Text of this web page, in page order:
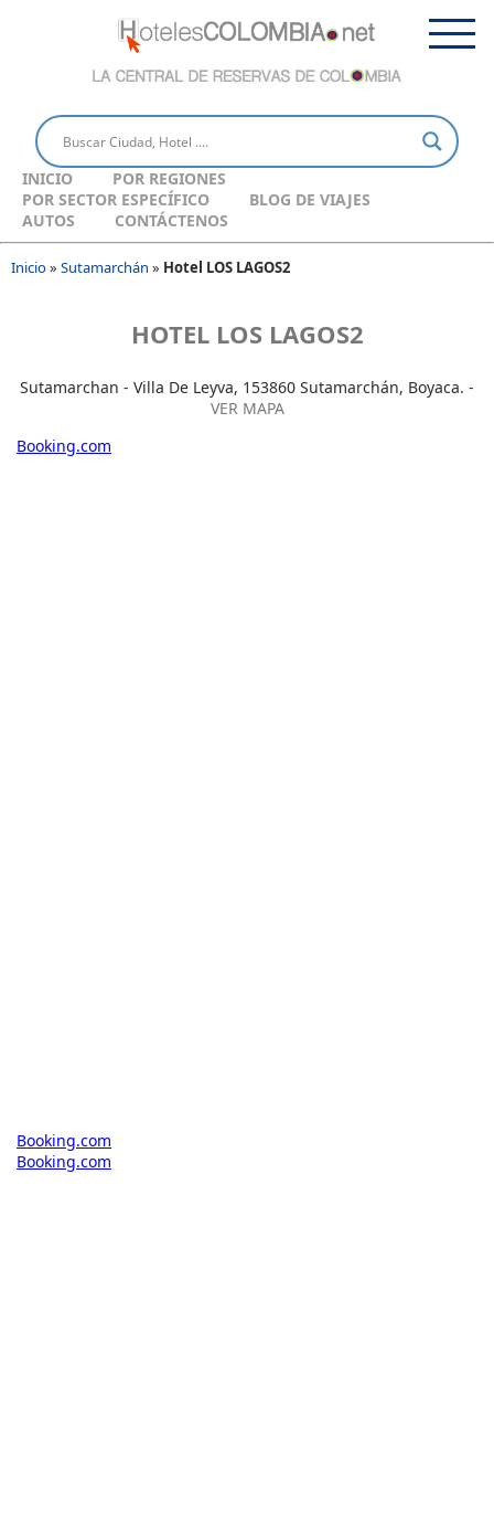
INICIO
POR REGIONES
POR SECTOR ESPECÍFICO
BLOG DE VIAJES
AUTOS
CONTÁCTENOS
Inicio» Sutamarchán » Hotel LOS LAGOS2
HOTEL LOS LAGOS2
Sutamarchan - Villa De Leyva, 153860 Sutamarchán, Boyaca. -
VER MAPA
Booking.com
Booking.com
Booking.com